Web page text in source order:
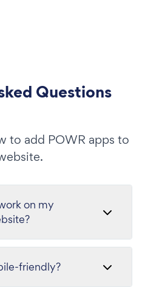
Questions
to add POWR apps to
on my
friendly?